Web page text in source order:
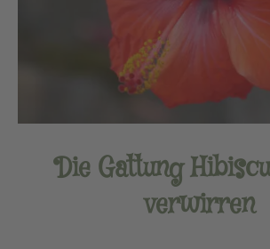
Die Gattung
verwirren